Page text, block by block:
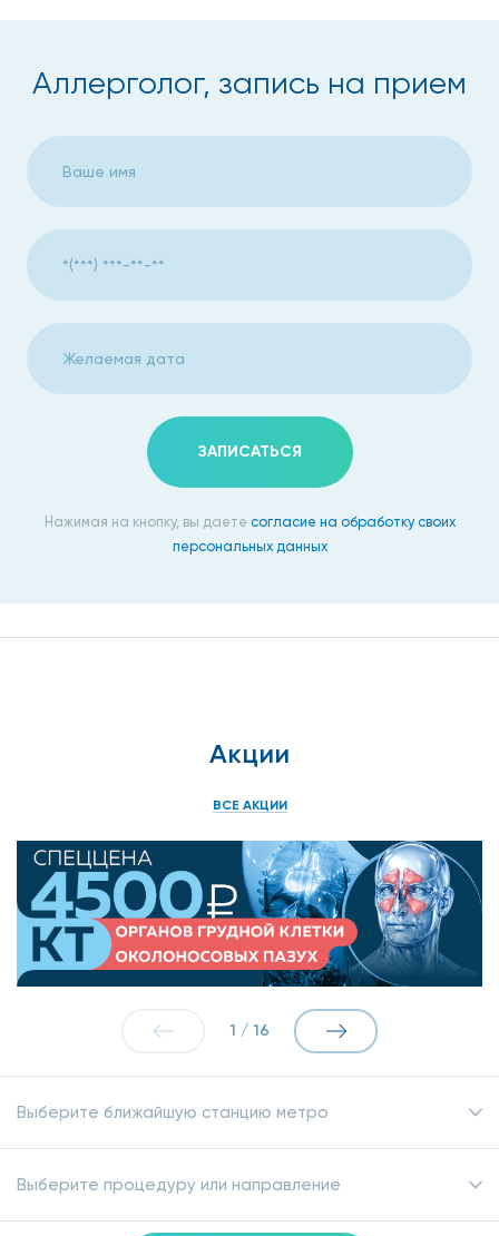
Аллерголог, запись на прием
ЗАПИСАТЬСЯ
Нажимая на кнопку, вы даете согласие на обработку своих
персональных данных
Акции
ВСЕ АКЦИИ
1 / 16
Выберите ближайшую станцию метро
Выберите процедуру или направление